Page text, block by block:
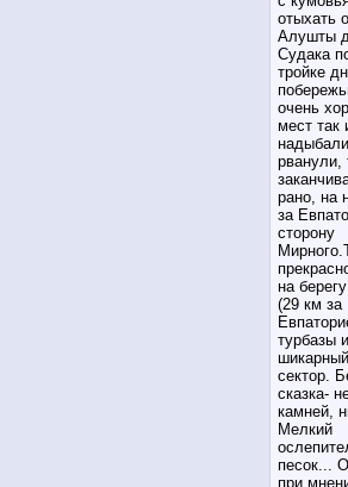
отыхать
Алушты
Судака
тройке
очень
мест так
рванули,
рано, на
за
сторону
на
(29 км за
турбазы и
сектор.
сказка-
камней,
Мелкий
песок...
при